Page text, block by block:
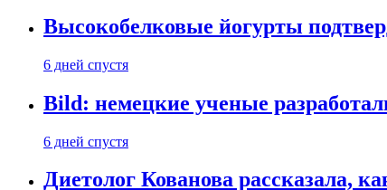
Высокобелковые йогурты
6 дней спустя
Bild: немецкие ученые
6 дней спустя
Диетолог Кованова рассказала,